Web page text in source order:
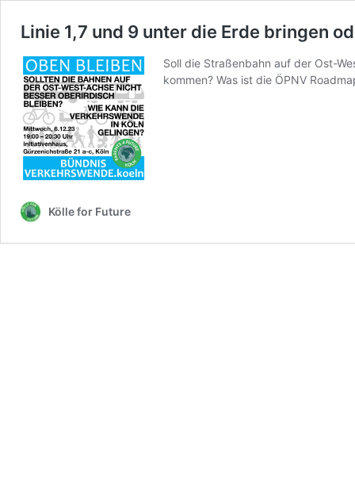
Linie 1,7 und 9 unter die Erde bringen
Soll die Straßenbahn auf der Ost-
kommen? Was ist die ÖPNV
Kölle for Future